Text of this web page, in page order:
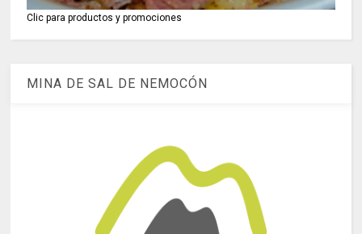
Clic para productos y promociones
MINA DE SAL DE NEMOCÓN